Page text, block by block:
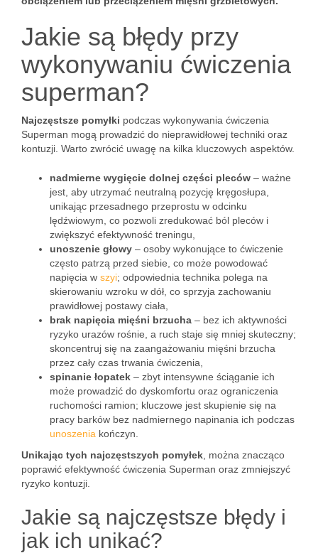
Jakie są błędy przy
wykonywaniu ćwiczenia
superman?
Najczęstsze pomyłki podczas wykonywania ćwiczenia
Superman mogą prowadzić do nieprawidłowej techniki oraz
kontuzji. Warto zwrócić uwagę na kilka kluczowych aspektów.
nadmierne wygięcie dolnej części pleców – ważne
jest, aby utrzymać neutralną pozycję kręgosłupa,
unikając przesadnego przeprostu w odcinku
lędźwiowym, co pozwoli zredukować ból pleców i
zwiększyć efektywność treningu,
unoszenie głowy – osoby wykonujące to ćwiczenie
często patrzą przed siebie, co może powodować
napięcia w szyi; odpowiednia technika polega na
skierowaniu wzroku w dół, co sprzyja zachowaniu
prawidłowej postawy ciała,
brak napięcia mięśni brzucha – bez ich aktywności
ryzyko urazów rośnie, a ruch staje się mniej skuteczny;
skoncentruj się na zaangażowaniu mięśni brzucha
przez cały czas trwania ćwiczenia,
spinanie łopatek – zbyt intensywne ściąganie ich
może prowadzić do dyskomfortu oraz ograniczenia
ruchomości ramion; kluczowe jest skupienie się na
pracy barków bez nadmiernego napinania ich podczas
unoszenia kończyn.
Unikając tych najczęstszych pomyłek , można znacząco
poprawić efektywność ćwiczenia Superman oraz zmniejszyć
ryzyko kontuzji.
Jakie są najczęstsze błędy i
jak ich unikać?